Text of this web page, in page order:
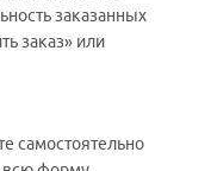
заказанных
заказ» или
самостоятельно